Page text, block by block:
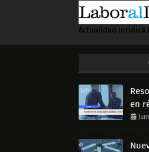
Actualidad Jurídica
en